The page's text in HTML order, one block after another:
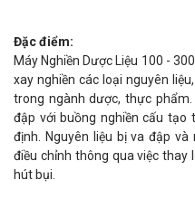
Đặc điểm:
Máy Nghiền Dược Liệu 100 -
xay nghiền các loại nguyên
trong ngành dược, thực
đập với buồng nghiền cấu tạo
định. Nguyên liệu bị va đập
điều chỉnh thông qua việc thay
hút bụi.